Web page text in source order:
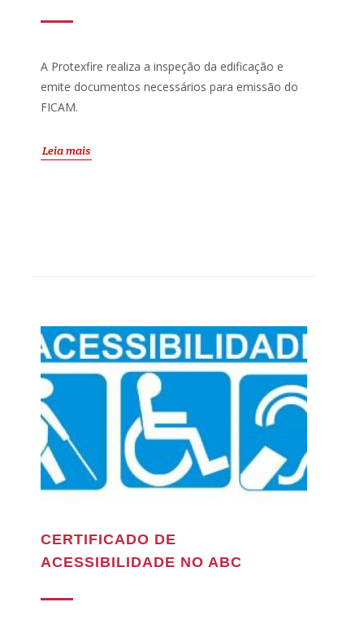
A Protexfire realiza a inspeção da edificação e
emite documentos necessários para emissão do
FICAM.
Leia mais
CERTIFICADO DE
ACESSIBILIDADE NO ABC